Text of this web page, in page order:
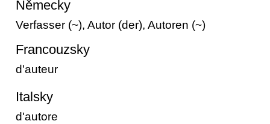
Německy
Verfasser (~), Autor (der), Autoren (~)
Francouzsky
d'auteur
Italsky
d'autore